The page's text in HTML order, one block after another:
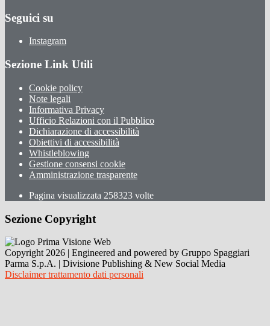
Seguici su
Instagram
Sezione Link Utili
Cookie policy
Note legali
Informativa Privacy
Ufficio Relazioni con il Pubblico
Dichiarazione di accessibilità
Obiettivi di accessibilità
Whistleblowing
Gestione consensi cookie
Amministrazione trasparente
Pagina visualizzata 258323 volte
Sezione Copyright
Copyright 2026 | Engineered and powered by Gruppo Spaggiari
Parma S.p.A. | Divisione Publishing & New Social Media
Disclaimer trattamento dati personali